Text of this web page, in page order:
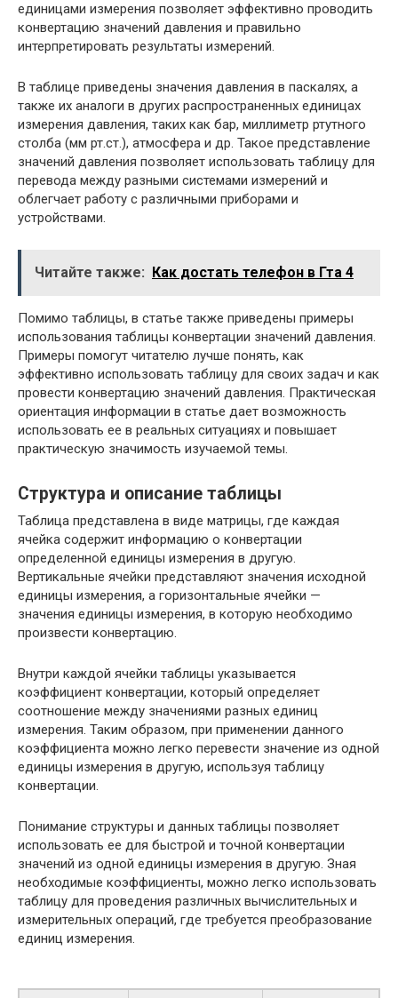
единицами измерения позволяет эффективно проводить
конвертацию значений давления и правильно
интерпретировать результаты измерений.
В таблице приведены значения давления в паскалях, а
также их аналоги в других распространенных единицах
измерения давления, таких как бар, миллиметр ртутного
столба (мм рт.ст.), атмосфера и др. Такое представление
значений давления позволяет использовать таблицу для
перевода между разными системами измерений и
облегчает работу с различными приборами и
устройствами.
Читайте также: Как достать телефон в Гта 4
Помимо таблицы, в статье также приведены примеры
использования таблицы конвертации значений давления.
Примеры помогут читателю лучше понять, как
эффективно использовать таблицу для своих задач и как
провести конвертацию значений давления. Практическая
ориентация информации в статье дает возможность
использовать ее в реальных ситуациях и повышает
практическую значимость изучаемой темы.
Структура и описание таблицы
Таблица представлена в виде матрицы, где каждая
ячейка содержит информацию о конвертации
определенной единицы измерения в другую.
Вертикальные ячейки представляют значения исходной
единицы измерения, а горизонтальные ячейки —
значения единицы измерения, в которую необходимо
произвести конвертацию.
Внутри каждой ячейки таблицы указывается
коэффициент конвертации, который определяет
соотношение между значениями разных единиц
измерения. Таким образом, при применении данного
коэффициента можно легко перевести значение из одной
единицы измерения в другую, используя таблицу
конвертации.
Понимание структуры и данных таблицы позволяет
использовать ее для быстрой и точной конвертации
значений из одной единицы измерения в другую. Зная
необходимые коэффициенты, можно легко использовать
таблицу для проведения различных вычислительных и
измерительных операций, где требуется преобразование
единиц измерения.